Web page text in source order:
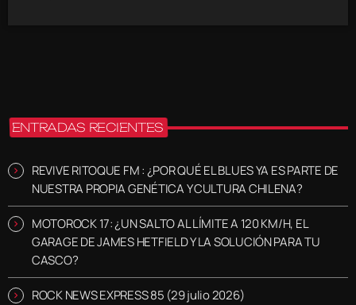
ENTRADAS RECIENTES
REVIVE RITOQUE FM : ¿POR QUÉ EL BLUES YA ES PARTE DE
NUESTRA PROPIA GENÉTICA Y CULTURA CHILENA?
MOTOROCK 17: ¿UN SALTO AL LÍMITE A 120 KM/H, EL
GARAGE DE JAMES HETFIELD Y LA SOLUCIÓN PARA TU
CASCO?
ROCK NEWS EXPRESS 85 (29 julio 2026)